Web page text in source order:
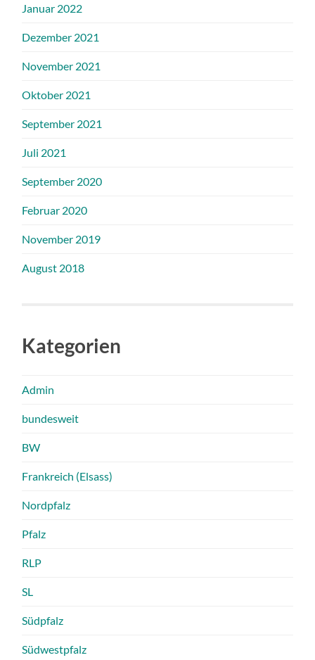
Januar 2022
Dezember 2021
November 2021
Oktober 2021
September 2021
Juli 2021
September 2020
Februar 2020
November 2019
August 2018
Kategorien
Admin
bundesweit
BW
Frankreich (Elsass)
Nordpfalz
Pfalz
RLP
SL
Südpfalz
Südwestpfalz